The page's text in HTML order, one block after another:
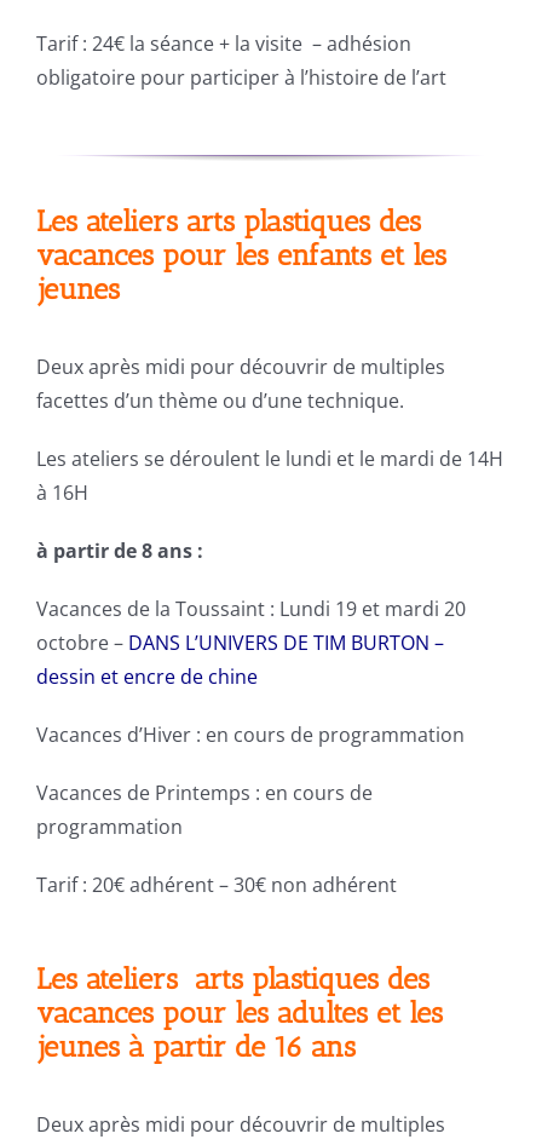
Tarif : 24€ la séance + la visite – adhésion
obligatoire pour participer à l’histoire de l’art
Les ateliers arts plastiques des
vacances pour les enfants et les
jeunes
Deux après midi pour découvrir de multiples
facettes d’un thème ou d’une technique.
Les ateliers se déroulent le lundi et le mardi de 14H
à 16H
à partir de 8 ans :
Vacances de la Toussaint : Lundi 19 et mardi 20
octobre – DANS L’UNIVERS DE TIM BURTON –
dessin et encre de chine
Vacances d’Hiver : en cours de programmation
Vacances de Printemps : en cours de
programmation
Tarif : 20€ adhérent – 30€ non adhérent
Les ateliers arts plastiques des
vacances pour les adultes et les
jeunes à partir de 16 ans
Deux après midi pour découvrir de multiples